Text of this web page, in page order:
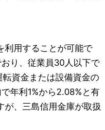
利用することが可能で
り、従業員30人以下で
資金または設備資金の
年利1%から2.08%と有
が、三島信用金庫が取扱